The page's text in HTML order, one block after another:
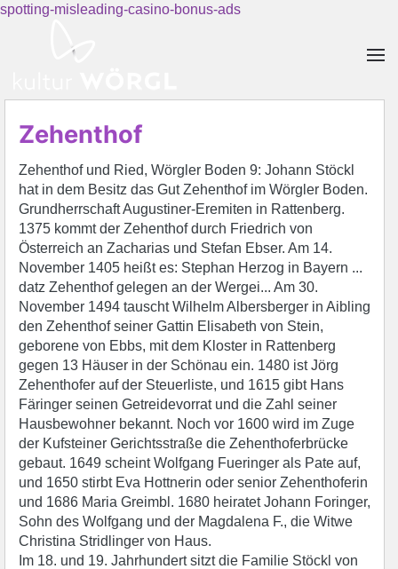
spotting-misleading-casino-bonus-ads
Zehenthof
Zehenthof und Ried, Wörgler Boden 9: Johann Stöckl
hat in dem Besitz das Gut Zehenthof im Wörgler Boden.
Grundherrschaft Augustiner-Eremiten in Rattenberg.
1375 kommt der Zehenthof durch Friedrich von
Österreich an Zacharias und Stefan Ebser. Am 14.
November 1405 heißt es: Stephan Herzog in Bayern ...
datz Zehenthof gelegen an der Wergei... Am 30.
November 1494 tauscht Wilhelm Albersberger in Aibling
den Zehenthof seiner Gattin Elisabeth von Stein,
geborene von Ebbs, mit dem Kloster in Rattenberg
gegen 13 Häuser in der Schönau ein. 1480 ist Jörg
Zehenthofer auf der Steuerliste, und 1615 gibt Hans
Färinger seinen Getreidevorrat und die Zahl seiner
Hausbewohner bekannt. Noch vor 1600 wird im Zuge
der Kufsteiner Gerichtsstraße die Zehenthoferbrücke
gebaut. 1649 scheint Wolfgang Fueringer als Pate auf,
und 1650 stirbt Eva Hottnerin oder senior Zehenthoferin
und 1686 Maria Greimbl. 1680 heiratet Johann Foringer,
Sohn des Wolfgang und der Magdalena F., die Witwe
Christina Stridlinger von Haus.
Im 18. und 19. Jahrhundert sitzt die Familie Stöckl von